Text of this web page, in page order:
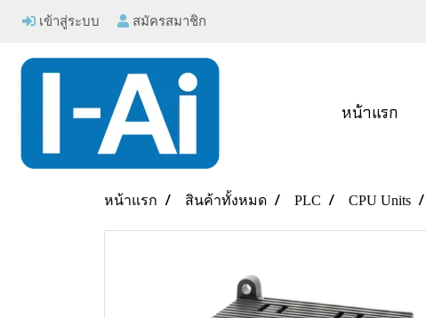
เข้าสู่ระบบ สมัครสมาชิก
หน้าแรก
หน้าแรก สินค้าทั้งหมด PLC CPU Units